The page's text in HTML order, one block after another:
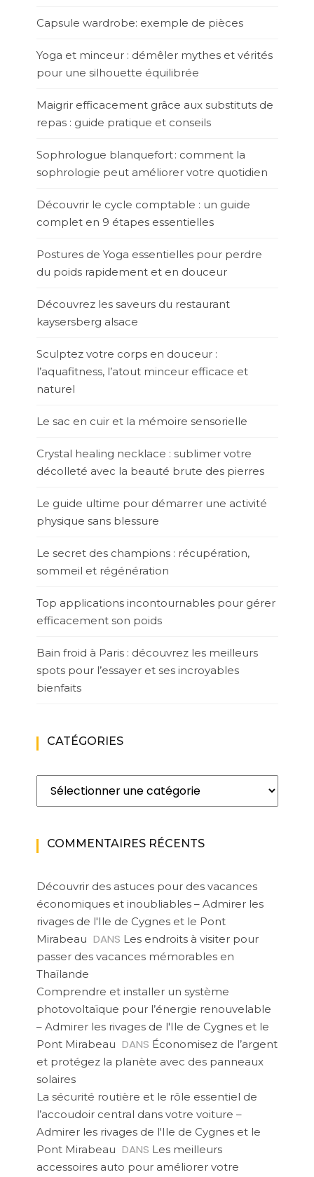
Capsule wardrobe: exemple de pièces
Yoga et minceur : démêler mythes et vérités
pour une silhouette équilibrée
Maigrir efficacement grâce aux substituts de
repas : guide pratique et conseils
Sophrologue blanquefort : comment la
sophrologie peut améliorer votre quotidien
Découvrir le cycle comptable : un guide
complet en 9 étapes essentielles
Postures de Yoga essentielles pour perdre
du poids rapidement et en douceur
Découvrez les saveurs du restaurant
kaysersberg alsace
Sculptez votre corps en douceur :
l’aquafitness, l’atout minceur efficace et
naturel
Le sac en cuir et la mémoire sensorielle
Crystal healing necklace : sublimer votre
décolleté avec la beauté brute des pierres
Le guide ultime pour démarrer une activité
physique sans blessure
Le secret des champions : récupération,
sommeil et régénération
Top applications incontournables pour gérer
efficacement son poids
Bain froid à Paris : découvrez les meilleurs
spots pour l’essayer et ses incroyables
bienfaits
CATÉGORIES
Catégories
COMMENTAIRES RÉCENTS
Découvrir des astuces pour des vacances
économiques et inoubliables – Admirer les
rivages de l'Ile de Cygnes et le Pont
Mirabeau DANS Les endroits à visiter pour
passer des vacances mémorables en
Thaïlande
Comprendre et installer un système
photovoltaïque pour l’énergie renouvelable
– Admirer les rivages de l'Ile de Cygnes et le
Pont Mirabeau DANS Économisez de l’argent
et protégez la planète avec des panneaux
solaires
La sécurité routière et le rôle essentiel de
l’accoudoir central dans votre voiture –
Admirer les rivages de l'Ile de Cygnes et le
Pont Mirabeau DANS Les meilleurs
accessoires auto pour améliorer votre